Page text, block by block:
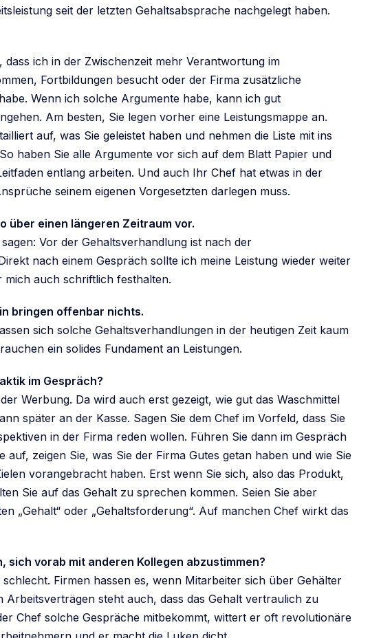
seit der letzten Gehaltsabsprache nachgelegt haben.
dass ich in der Zwischenzeit mehr Verantwortung im
Fortbildungen besucht oder der Firma zusätzliche
Wenn ich solche Argumente habe, kann ich gut
Am besten, Sie legen vorher eine Leistungsmappe an.
auf, was Sie geleistet haben und nehmen die Liste mit ins
haben Sie alle Argumente vor sich auf dem Blatt Papier und
entlang arbeiten. Und auch Ihr Chef hat etwas in der
seinem eigenen Vorgesetzten darlegen muss.
über einen längeren Zeitraum vor.
Vor der Gehaltsverhandlung ist nach der
nach einem Gespräch sollte ich meine Leistung wieder weiter
mich auch schriftlich festhalten.
bringen offenbar nichts.
sich solche Gehaltsverhandlungen in der heutigen Zeit kaum
ein solides Fundament an Leistungen.
im Gespräch?
Werbung. Da wird auch erst gezeigt, wie gut das Waschmittel
später an der Kasse. Sagen Sie dem Chef im Vorfeld, dass Sie
in der Firma reden wollen. Führen Sie dann im Gespräch
auf, zeigen Sie, was Sie der Firma Gutes getan haben und wie Sie
vorangebracht haben. Erst wenn Sie sich, also das Produkt,
Sie auf das Gehalt zu sprechen kommen. Seien Sie aber
„Gehalt“ oder „Gehaltsforderung“. Auf manchen Chef wirkt das
sich vorab mit anderen Kollegen abzustimmen?
Firmen hassen es, wenn Mitarbeiter sich über Gehälter
Arbeitsverträgen steht auch, dass das Gehalt vertraulich zu
Chef solche Gespräche mitbekommt, wittert er oft revolutionäre